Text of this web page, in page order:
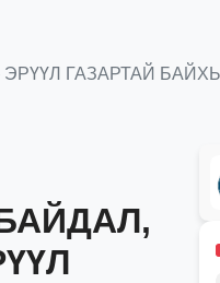
ГАЗАРТАЙ